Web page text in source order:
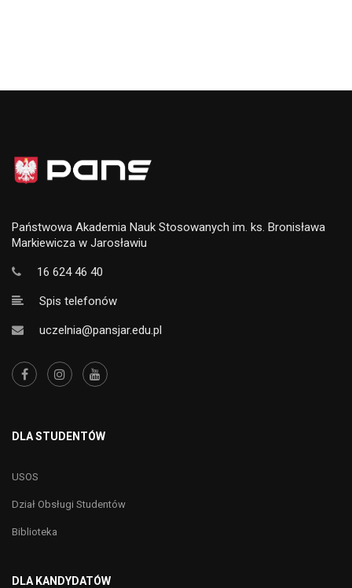
Państwowa Akademia Nauk Stosowanych im. ks. Bronisława
Markiewicza w Jarosławiu
16 624 46 40
Spis telefonów
uczelnia@pansjar.edu.pl
DLA STUDENTÓW
USOS
Dział Obsługi Studentów
Biblioteka
DLA KANDYDATÓW